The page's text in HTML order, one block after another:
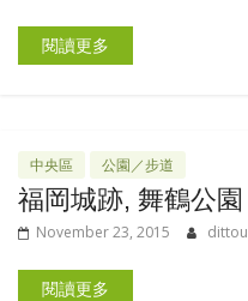
閱讀更多
中央區 公園／步道
福岡城跡, 舞鶴公園
November 23, 2015 dittou
閱讀更多